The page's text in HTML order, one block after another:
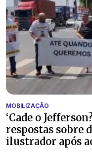
MOBILIZAÇÃO
‘Cade o
respostas sobre
ilustrador após